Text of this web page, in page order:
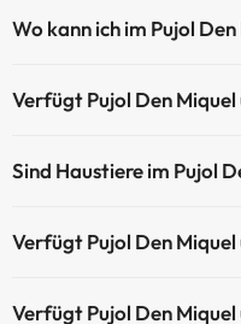
Wo kann ich im Pujol
nach Verfügbarkeit):
Kostenpflichtiger
Verfügt Pujol Den
Die Website Pujol Den
Sind Haustiere im Pujol
im Hotel erlaubt. Prüfen Sie
Verfügt Pujol Den
werden vor Ort bezahlt (bitte
Verfügt Pujol Den